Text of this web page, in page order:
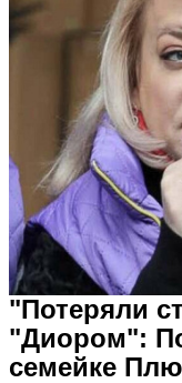
"Потеряли
"Диором":
семейке